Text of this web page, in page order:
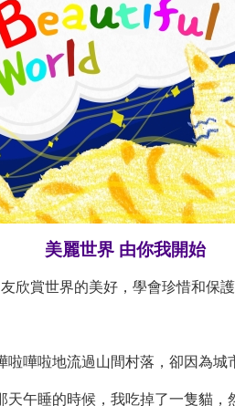
美麗世界 由你我開始
欣賞世界的美好，學會珍惜和保護
啦嘩啦地流過山間村落，卻因為
天午睡的時候，我吃掉了一隻貓